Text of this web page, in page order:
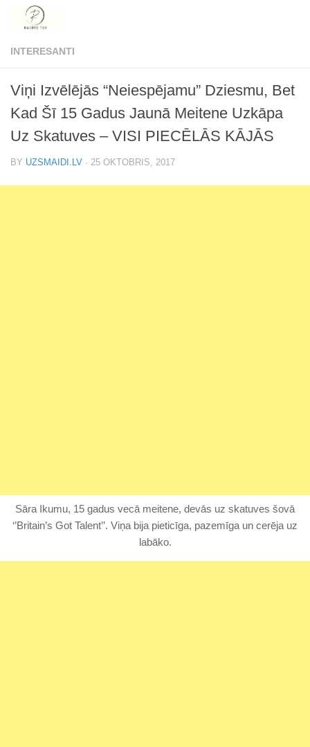
Skip to content
INTERESANTI
Viņi Izvēlējās “Neiespējamu” Dziesmu, Bet
Kad Šī 15 Gadus Jaunā Meitene Uzkāpa
Uz Skatuves – VISI PIECĒLĀS KĀJĀS
BY UZSMAIDI.LV · 25 OKTOBRIS, 2017
Sāra Ikumu, 15 gadus vecā meitene, devās uz skatuves šovā
‘’Britain’s Got Talent’’. Viņa bija pieticīga, pazemīga un cerēja uz
labāko.